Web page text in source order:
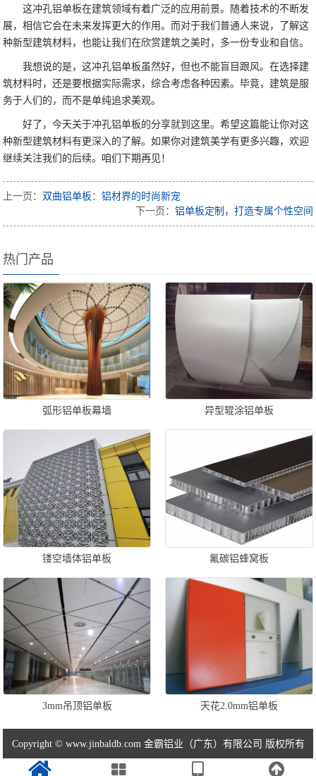
这冲孔铝单板在建筑领域有着广泛的应用前景。随着技术的不断发
展，相信它会在未来发挥更大的作用。而对于我们普通人来说，了解这
种新型建筑材料，也能让我们在欣赏建筑之美时，多一份专业和自信。
我想说的是，这冲孔铝单板虽然好，但也不能盲目跟风。在选择建
筑材料时，还是要根据实际需求，综合考虑各种因素。毕竟，建筑是服
务于人们的，而不是单纯追求美观。
好了，今天关于冲孔铝单板的分享就到这里。希望这篇能让你对这
种新型建筑材料有更深入的了解。如果你对建筑美学有更多兴趣，欢迎
继续关注我们的后续。咱们下期再见！
上一页： 双曲铝单板：铝材界的时尚新宠
下一页： 铝单板定制，打造专属个性空间
热门产品
弧形铝单板幕墙 异型辊涂铝单板
镂空墙体铝单板 氟碳铝蜂窝板
3mm吊顶铝单板 天花2.0mm铝单板
Copyright © www.jinbaldb.com 金霸铝业（广东）有限公司 版权所有